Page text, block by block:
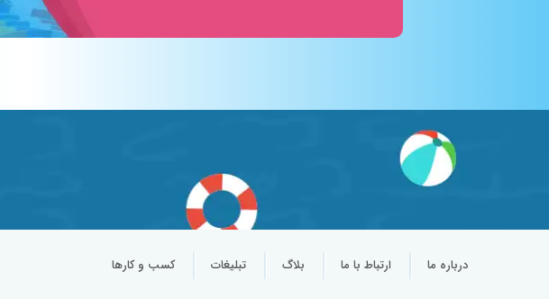
درباره ما ارتباط با ما بلاگ تبلیغات کسب و کارها